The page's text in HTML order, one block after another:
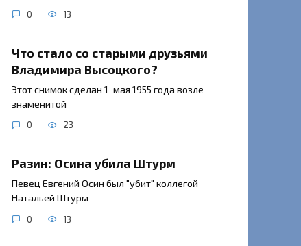
0 13
Что стало со старыми друзьями
Владимира Высоцкого?
Этот снимок сделан 1 мая 1955 года возле
знаменитой
0 23
Разин: Осина убила Штурм
Певец Евгений Осин был "убит" коллегой
Натальей Штурм
0 13